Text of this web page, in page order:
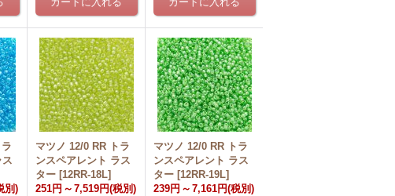
別)
マツノ 12/0 RR トラ
ンスペアレント ラス
ター [12RR-18L]
251円 ～ 7,519円(税別)
マツノ 12/0 RR トラ
ンスペアレント ラス
ター [12RR-19L]
239円 ～ 7,161円(税別)